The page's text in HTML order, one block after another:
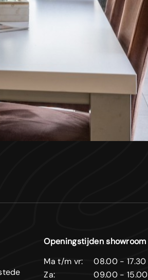
Openingstijden showroom
Ma t/m vr:
08.00 - 17.30
Za:
09.00 - 15.00